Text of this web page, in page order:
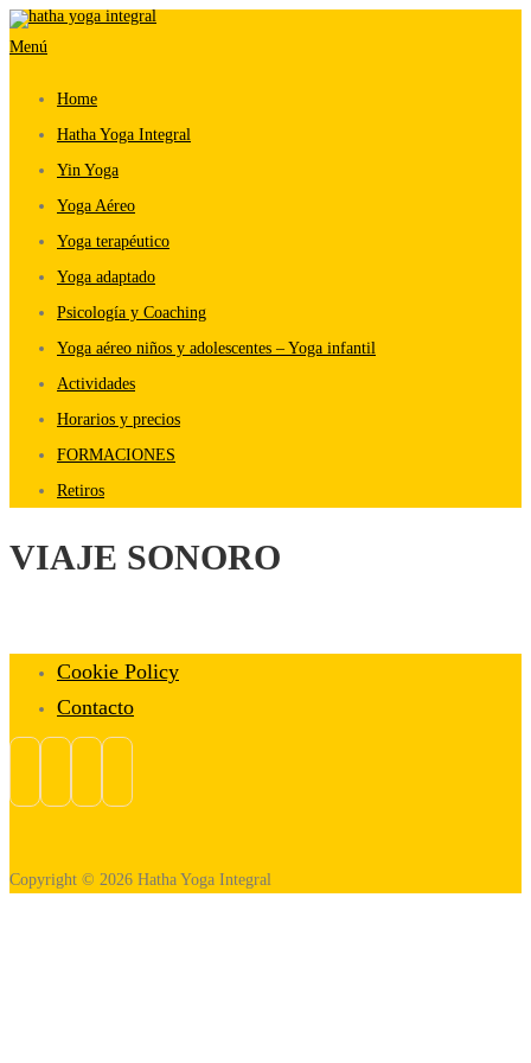
Saltar
al
Menú
Home
Hatha Yoga Integral
Yin Yoga
Yoga Aéreo
Yoga terapéutico
Yoga adaptado
Psicología y Coaching
Yoga aéreo niños y adolescentes – Yoga infantil
Actividades
Horarios y precios
FORMACIONES
Retiros
VIAJE SONORO
Cookie Policy
Contacto
Copyright © 2026 Hatha Yoga Integral